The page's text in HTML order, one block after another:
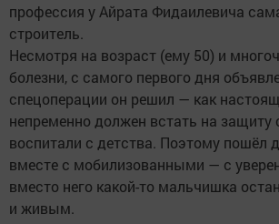
профессия у Айрата Фидаилевича
строитель.
Несмотря на возраст (ему 50) и
болезни, с самого первого дня
спецоперации он решил — как
непременно должен встать на защиту
воспитали с детства. Поэтому пошёл
вместе с мобилизованными — с
вместо него какой-то мальчишка
и живым.